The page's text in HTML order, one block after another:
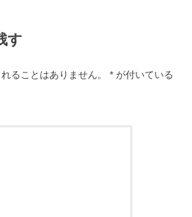
す
ることはありません。 * が付いている